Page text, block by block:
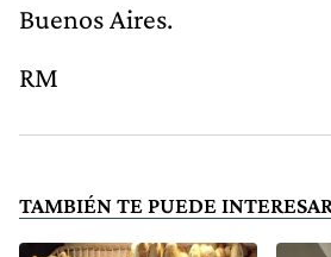
Buenos Aires.
RM
TAMBIÉN TE PUEDE